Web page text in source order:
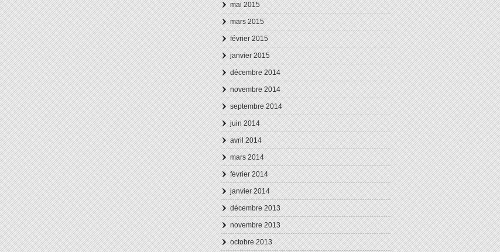
mai 2015
mars 2015
février 2015
janvier 2015
décembre 2014
novembre 2014
septembre 2014
juin 2014
avril 2014
mars 2014
février 2014
janvier 2014
décembre 2013
novembre 2013
octobre 2013